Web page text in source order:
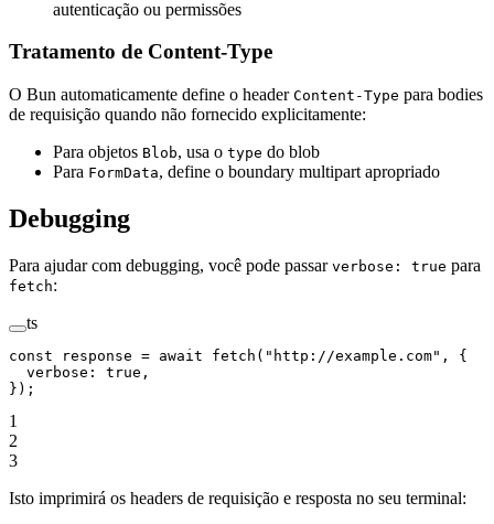
autenticação ou permissões
Tratamento de Content-Type
O Bun automaticamente define o header Content-Type para bodies
de requisição quando não fornecido explicitamente:
Para objetos Blob, usa o type do blob
Para FormData, define o boundary multipart apropriado
Debugging
Para ajudar com debugging, você pode passar verbose: true para
fetch:
ts
const response = await fetch ( "http://example.com" , {
  verbose:
true ,
});
1
2
3
Isto imprimirá os headers de requisição e resposta no seu terminal: